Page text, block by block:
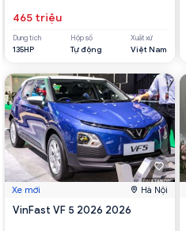
465 triệu
Dung tích
135HP
Hộp số
Tự động
Xuất xứ
Việt Nam
Xe mới Hà Nội
VinFast VF 5 2026 2026